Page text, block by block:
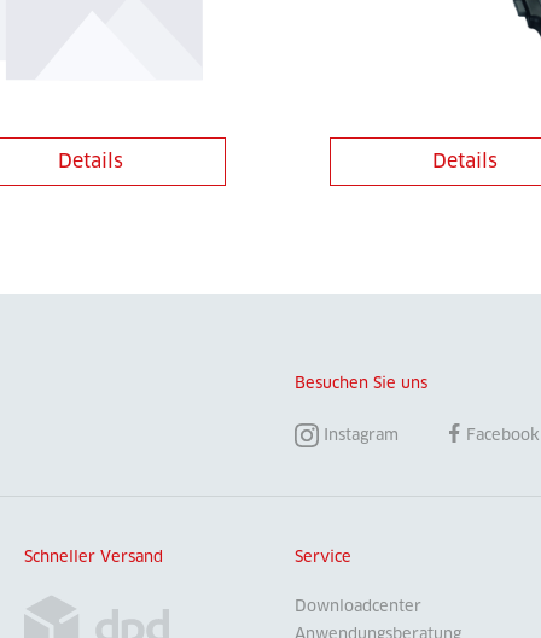
Details Details
Besuchen Sie uns
Instagram Facebook
Schneller Versand Service
Downloadcenter
Anwendungsberatung